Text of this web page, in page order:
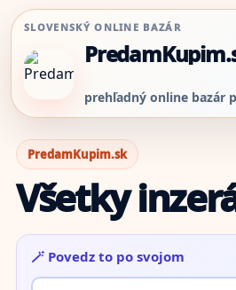
SLOVENSKÝ ONLINE BAZÁR
PredamKupim.sk
Všetky
🪄 Povedz to po svojom